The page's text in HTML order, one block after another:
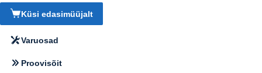
Moodullahendusega kerged ja kompaktsed külvikud
professionaalidele
Küsi edasimüüjalt
Varuosad
Proovisõit